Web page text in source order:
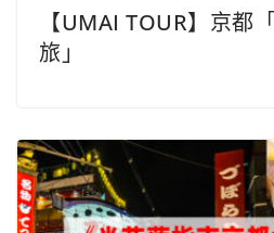
【UMAI TOUR】京都
旅」